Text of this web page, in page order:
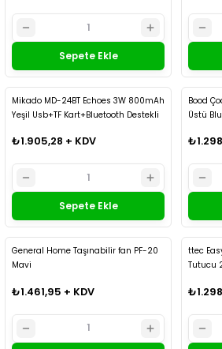
Sepete Ekle
Mikado MD-24BT Echoes 3W 800mAh
Yeşil Usb+TF Kart+Bluetooth Destekli
₺1.905,28 + KDV
Sepete Ekle
Bood
Üstü
General Home Taşınabilir fan PF-20
Mavi
₺1.461,95 + KDV
ttec
Tutucu